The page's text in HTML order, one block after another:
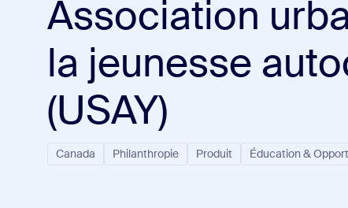
Services Zoom pour les
entreprises
Zoom CX
Zoom AI
Développement
Association
la jeunesse
(USAY)
Canada Philanthropie Produit Éducation &